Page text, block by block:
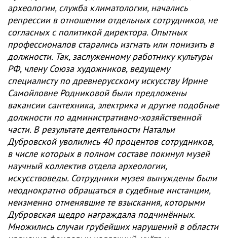
археологии, служба климатологии, начались
репрессии в отношении отдельных сотрудников, не
согласных с политикой директора. Опытных
профессионалов старались изгнать или понизить в
должности. Так, заслуженному работнику культуры
РФ, члену Союза художников, ведущему
специалисту по древнерусскому искусству Ирине
Самойловне Родниковой были предложены
вакансии сантехника, электрика и другие подобные
должности по административно-хозяйственной
части. В результате деятельности Натальи
Дубровской уволились 40 процентов сотрудников,
в числе которых в полном составе покинул музей
научный коллектив отдела археологии,
искусствоведы. Сотрудники музея вынуждены были
неоднократно обращаться в судебные инстанции,
неизменно отменявшие те взыскания, которыми
Дубровскaя щедро нaграждала подчинённых.
Множились случаи грубейших нaрушений в области